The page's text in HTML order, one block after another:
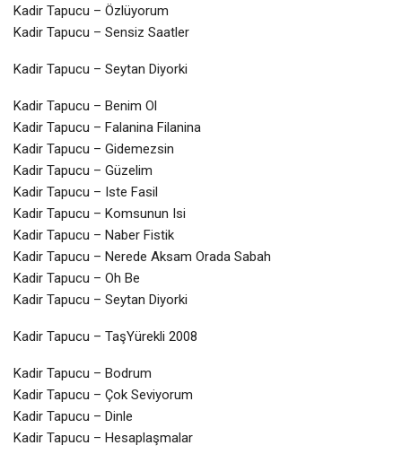
Kadir Tapucu – Özlüyorum
Kadir Tapucu – Sensiz Saatler
Kadir Tapucu – Seytan Diyorki
Kadir Tapucu – Benim Ol
Kadir Tapucu – Falanina Filanina
Kadir Tapucu – Gidemezsin
Kadir Tapucu – Güzelim
Kadir Tapucu – Iste Fasil
Kadir Tapucu – Komsunun Isi
Kadir Tapucu – Naber Fistik
Kadir Tapucu – Nerede Aksam Orada Sabah
Kadir Tapucu – Oh Be
Kadir Tapucu – Seytan Diyorki
Kadir Tapucu – TaşYürekli 2008
Kadir Tapucu – Bodrum
Kadir Tapucu – Çok Seviyorum
Kadir Tapucu – Dinle
Kadir Tapucu – Hesaplaşmalar